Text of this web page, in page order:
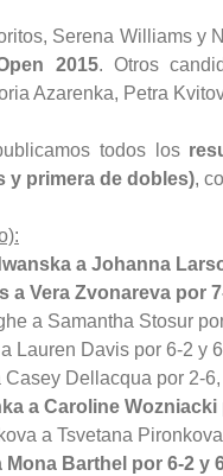
Serena Williams y
2015. Otros
Azarenka, Petra
todos los
y primera de dobles),
a Johanna
a Vera Zvonareva por
a Samantha Stosur
Lauren Davis por 6-2 y
Dellacqua por 2-6,
a Caroline Wozniacki
a Tsvetana
Mona Barthel por 6-2 y